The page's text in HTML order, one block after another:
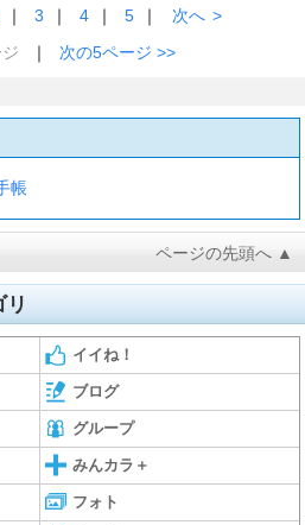
｜ 3 ｜ 4 ｜ 5 ｜ 次へ >
｜ 次の5ページ >>
帳
ページの先頭へ ▲
リ
イイね！
ブログ
グループ
みんカラ＋
フォト